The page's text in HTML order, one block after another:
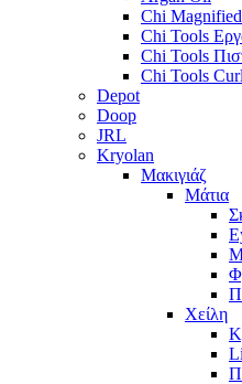
Chi
Chi Tools
Chi Tools
Chi Tools
Depot
Doop
JRL
Kryolan
Μακιγιάζ
Μάτια
Χείλη